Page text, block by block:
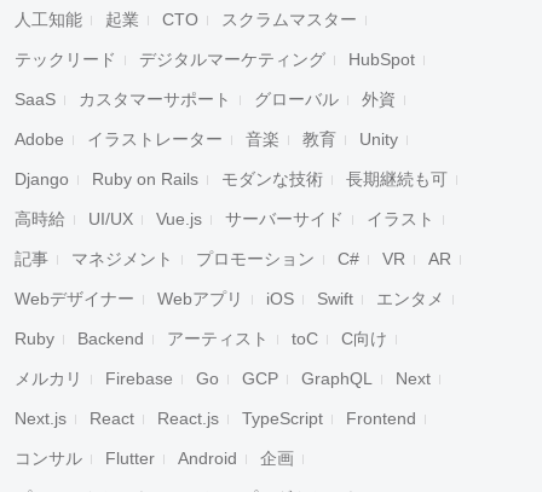
人工知能 起業 CTO スクラムマスター
テックリード デジタルマーケティング HubSpot
SaaS カスタマーサポート グローバル 外資
Adobe イラストレーター 音楽 教育 Unity
Django Ruby on Rails モダンな技術 長期継続も可
高時給 UI/UX Vue.js サーバーサイド イラスト
記事 マネジメント プロモーション C# VR AR
Webデザイナー Webアプリ iOS Swift エンタメ
Ruby Backend アーティスト toC C向け
メルカリ Firebase Go GCP GraphQL Next
Next.js React React.js TypeScript Frontend
コンサル Flutter Android 企画